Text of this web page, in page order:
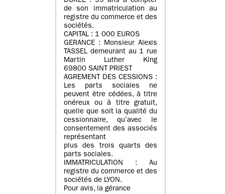
de son immatriculation au
registre du commerce et des
sociétés.
CAPITAL : 1 000 EUROS
GERANCE : Monsieur Alexis
TASSEL demeurant au 1 rue
Martin Luther King
69800 SAINT PRIEST
AGREMENT DES CESSIONS :
Les parts sociales ne
peuvent être cédées, à titre
onéreux ou à titre gratuit,
quelle que soit la qualité du
cessionnaire, qu’avec le
consentement des associés
représentant
plus des trois quarts des
parts sociales.
IMMATRICULATION : Au
registre du commerce et des
sociétés de LYON.
Pour avis, la gérance